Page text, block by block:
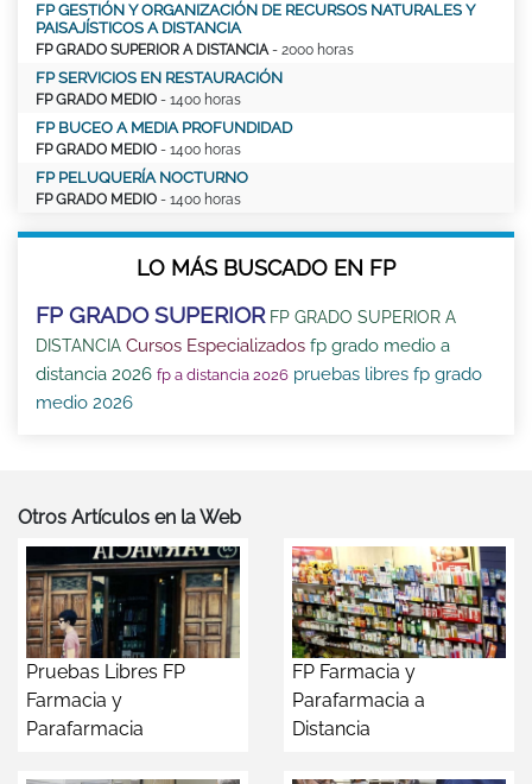
FP GESTIÓN Y ORGANIZACIÓN DE RECURSOS NATURALES Y
PAISAJÍSTICOS A DISTANCIA
FP GRADO SUPERIOR A DISTANCIA- 2000 horas
FP SERVICIOS EN RESTAURACIÓN
FP GRADO MEDIO - 1400 horas
FP BUCEO A MEDIA PROFUNDIDAD
FP GRADO MEDIO - 1400 horas
FP PELUQUERÍA NOCTURNO
FP GRADO MEDIO - 1400 horas
LO MÁS BUSCADO EN FP
FP GRADO SUPERIOR FP GRADO SUPERIOR A
DISTANCIA Cursos Especializados fp grado medio a
distancia 2026 fp a distancia 2026 pruebas libres fp grado
medio 2026
Otros Artículos en la Web
Pruebas Libres FP
Farmacia y
Parafarmacia
FP Farmacia y
Parafarmacia a
Distancia